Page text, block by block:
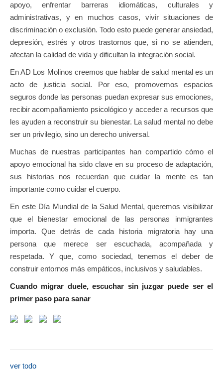
apoyo, enfrentar barreras idiomáticas, culturales y
administrativas, y en muchos casos, vivir situaciones de
discriminación o exclusión. Todo esto puede generar ansiedad,
depresión, estrés y otros trastornos que, si no se atienden,
afectan la calidad de vida y dificultan la integración social.
En AD Los Molinos creemos que hablar de salud mental es un
acto de justicia social. Por eso, promovemos espacios
seguros donde las personas puedan expresar sus emociones,
recibir acompañamiento psicológico y acceder a recursos que
les ayuden a reconstruir su bienestar. La salud mental no debe
ser un privilegio, sino un derecho universal.
Muchas de nuestras participantes han compartido cómo el
apoyo emocional ha sido clave en su proceso de adaptación,
sus historias nos recuerdan que cuidar la mente es tan
importante como cuidar el cuerpo.
En este Día Mundial de la Salud Mental, queremos visibilizar
que el bienestar emocional de las personas inmigrantes
importa. Que detrás de cada historia migratoria hay una
persona que merece ser escuchada, acompañada y
respetada. Y que, como sociedad, tenemos el deber de
construir entornos más empáticos, inclusivos y saludables.
Cuando migrar duele, escuchar sin juzgar puede ser el
primer paso para sanar
ver todo